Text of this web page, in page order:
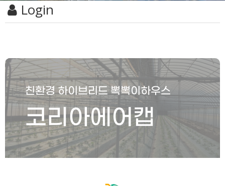
Login
친환경 하이브리드 뽁뽁이하우스
코리아에어캡